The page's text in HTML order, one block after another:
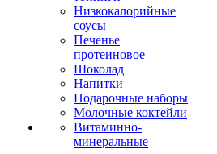
Низкокалорийные
соусы
Печенье
протеиновое
Шоколад
Напитки
Подарочные наборы
Молочные коктейли
Витаминно-
минеральные